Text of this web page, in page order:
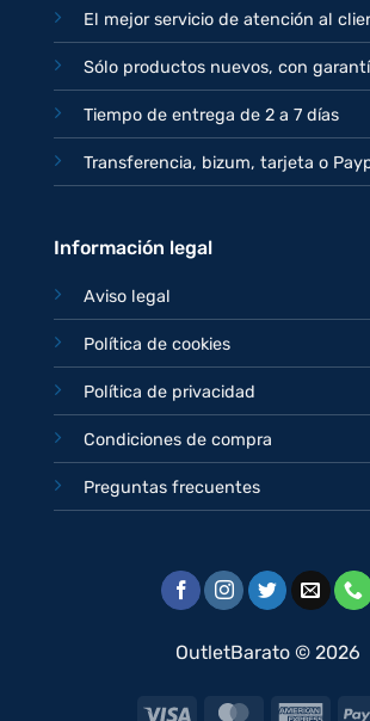
El mejor servicio de atención al
Sólo productos nuevos, con
Tiempo de entrega de 2 a 7 días
Transferencia, bizum, tarjeta o
Información legal
Aviso legal
Política de cookies
Política de privacidad
Condiciones de compra
Preguntas frecuentes
OutletBarato © 2026
Visa MasterCard